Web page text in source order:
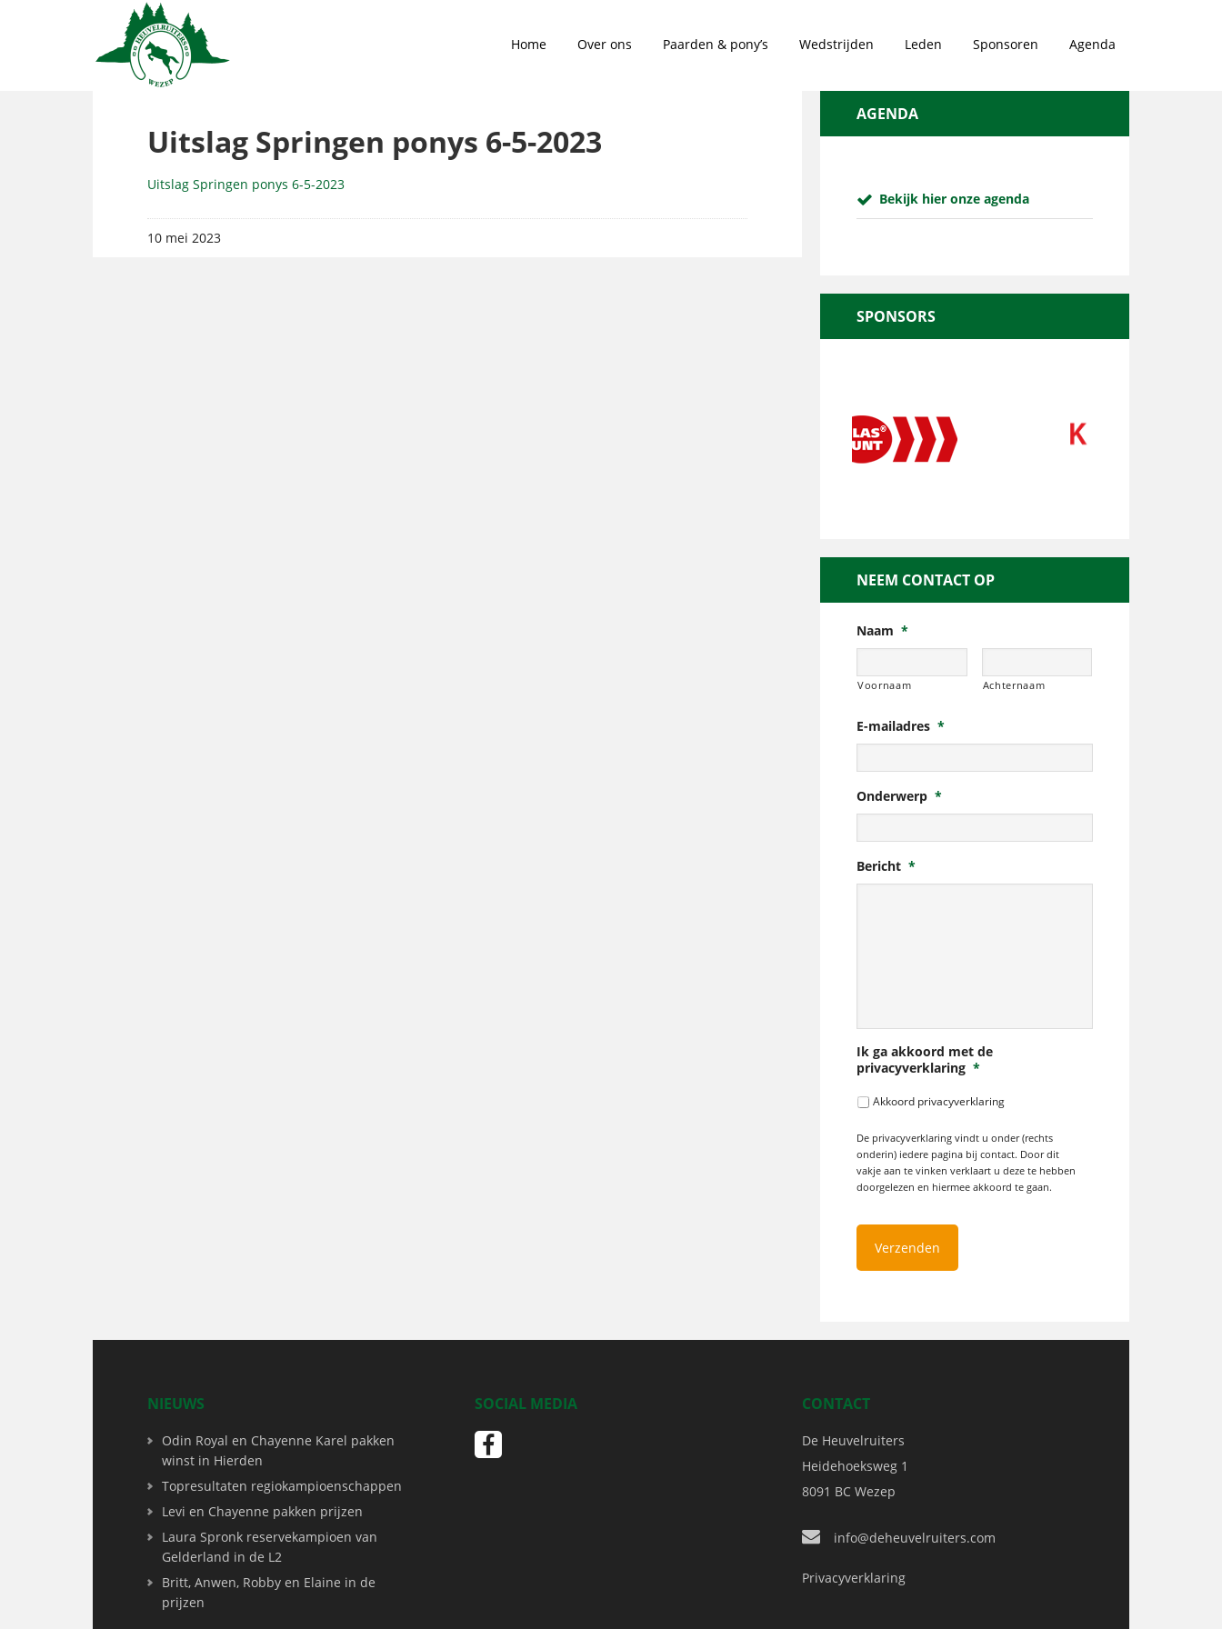
Home Over ons Paarden & pony’s Wedstrijden Leden Sponsoren Agenda
Uitslag Springen ponys 6-5-2023
Uitslag Springen ponys 6-5-2023
10 mei 2023
AGENDA
Bekijk hier onze agenda
SPONSORS
NEEM CONTACT OP
Naam *
Voornaam Achternaam
E-mailadres *
Onderwerp *
Bericht *
Ik ga akkoord met de
privacyverklaring *
Akkoord privacyverklaring
De privacyverklaring vindt u onder (rechts
onderin) iedere pagina bij contact. Door dit
vakje aan te vinken verklaart u deze te hebben
doorgelezen en hiermee akkoord te gaan.
NIEUWS
Odin Royal en Chayenne Karel pakken
winst in Hierden
Topresultaten regiokampioenschappen
Levi en Chayenne pakken prijzen
Laura Spronk reservekampioen van
Gelderland in de L2
Britt, Anwen, Robby en Elaine in de
prijzen
SOCIAL MEDIA CONTACT
De Heuvelruiters
Heidehoeksweg 1
8091 BC Wezep
info@deheuvelruiters.com
Privacyverklaring